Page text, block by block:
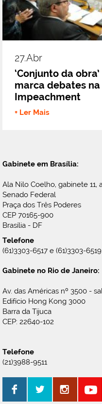
27.abr
‘Conjunto da
marca debates na
Impeachment
+ Ler Mais
Gabinete em Brasília:
Ala Nilo Coelho, gabinete 11,
Senado Federal
Praça dos Três Poderes
CEP 70165-900
Brasília - DF
Telefone
(61)3303-6517 e (61)3303-6519
Gabinete no Rio de Janeiro:
Av. das Américas nº 3500 -
Edifício Hong Kong 3000
Barra da Tijuca
CEP: 22640-102
Telefone
(21)3988-9511